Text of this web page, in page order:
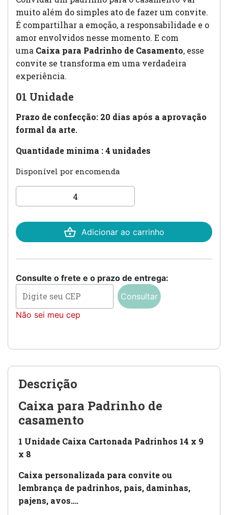
muito além do simples ato de fazer um convite.
É compartilhar a emoção, a responsabilidade e o
amor envolvidos nesse momento. E com
uma Caixa para Padrinho de Casamento, esse
convite se transforma em uma verdadeira
experiência.
01 Unidade
Prazo de confecção: 20 dias após a aprovação
formal da arte.
Quantidade mínima : 4 unidades
Disponível por encomenda
Caixa para Padrinho de
casamento - 14 x 9 x 8
Adicionar ao carrinho
Consulte o frete e o prazo de entrega:
Consultar
Não sei meu cep
Descrição
Caixa para Padrinho de
casamento
1 Unidade Caixa Cartonada Padrinhos 14 x 9
x 8
Caixa personalizada para convite ou
lembrança de padrinhos, pais, daminhas,
pajens, avos….